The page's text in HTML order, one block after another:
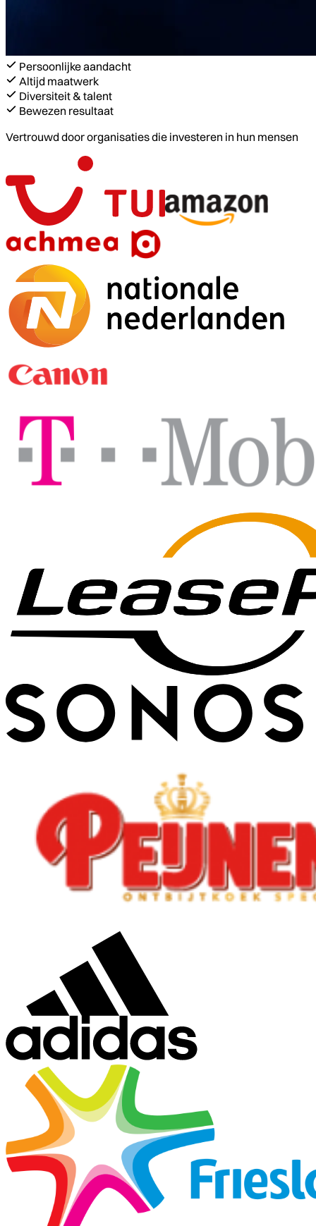
Persoonlijke aandacht
Altijd maatwerk
Diversiteit & talent
Bewezen resultaat
Vertrouwd door organisaties die investeren in hun mensen